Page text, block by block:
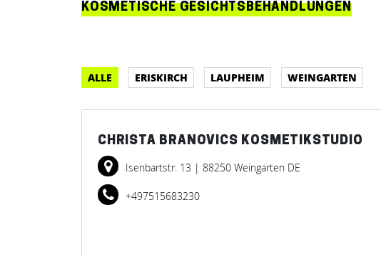
KOSMETISCHE GESICHTSBEHANDLUNGEN
ALLE ERISKIRCH LAUPHEIM WEINGARTEN
CHRISTA BRANOVICS KOSMETIKSTUDIO
Isenbartstr. 13 | 88250 Weingarten DE
+497515683230